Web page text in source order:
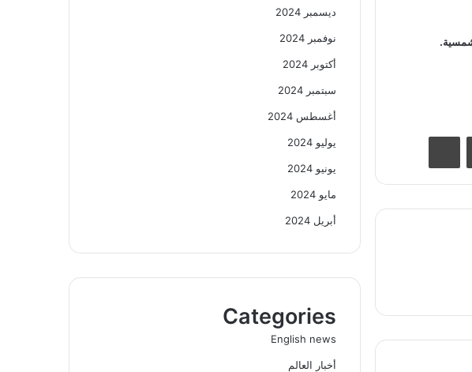
مشاركة عبر البريد طباعة
ديسمبر 2024
نوفمبر 2024
أكتوبر 2024
سبتمبر 2024
أغسطس 2024
يوليو 2024
يونيو 2024
مايو 2024
أبريل 2024
Categories
English news
أخبار العالم